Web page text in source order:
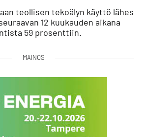
teollisen tekoälyn käyttö lähes
12 kuukauden aikana
59 prosenttiin.
MAINOS